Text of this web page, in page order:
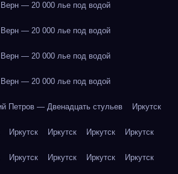
— 20 000 лье под водой
— 20 000 лье под водой
— 20 000 лье под водой
— 20 000 лье под водой
Петров — Двенадцать стульев Иркутск
Иркутск Иркутск Иркутск Иркутск
Иркутск Иркутск Иркутск Иркутск